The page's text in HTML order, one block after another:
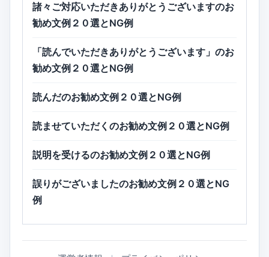
諸々ご対応いただきありがとうございますのお
勧め文例２０選とNG例
「読んでいただきありがとうございます」のお
勧め文例２０選とNG例
読んだのお勧め文例２０選とNG例
読ませていただくのお勧め文例２０選とNG例
説明を受けるのお勧め文例２０選とNG例
誤りがございましたのお勧め文例２０選とNG
例